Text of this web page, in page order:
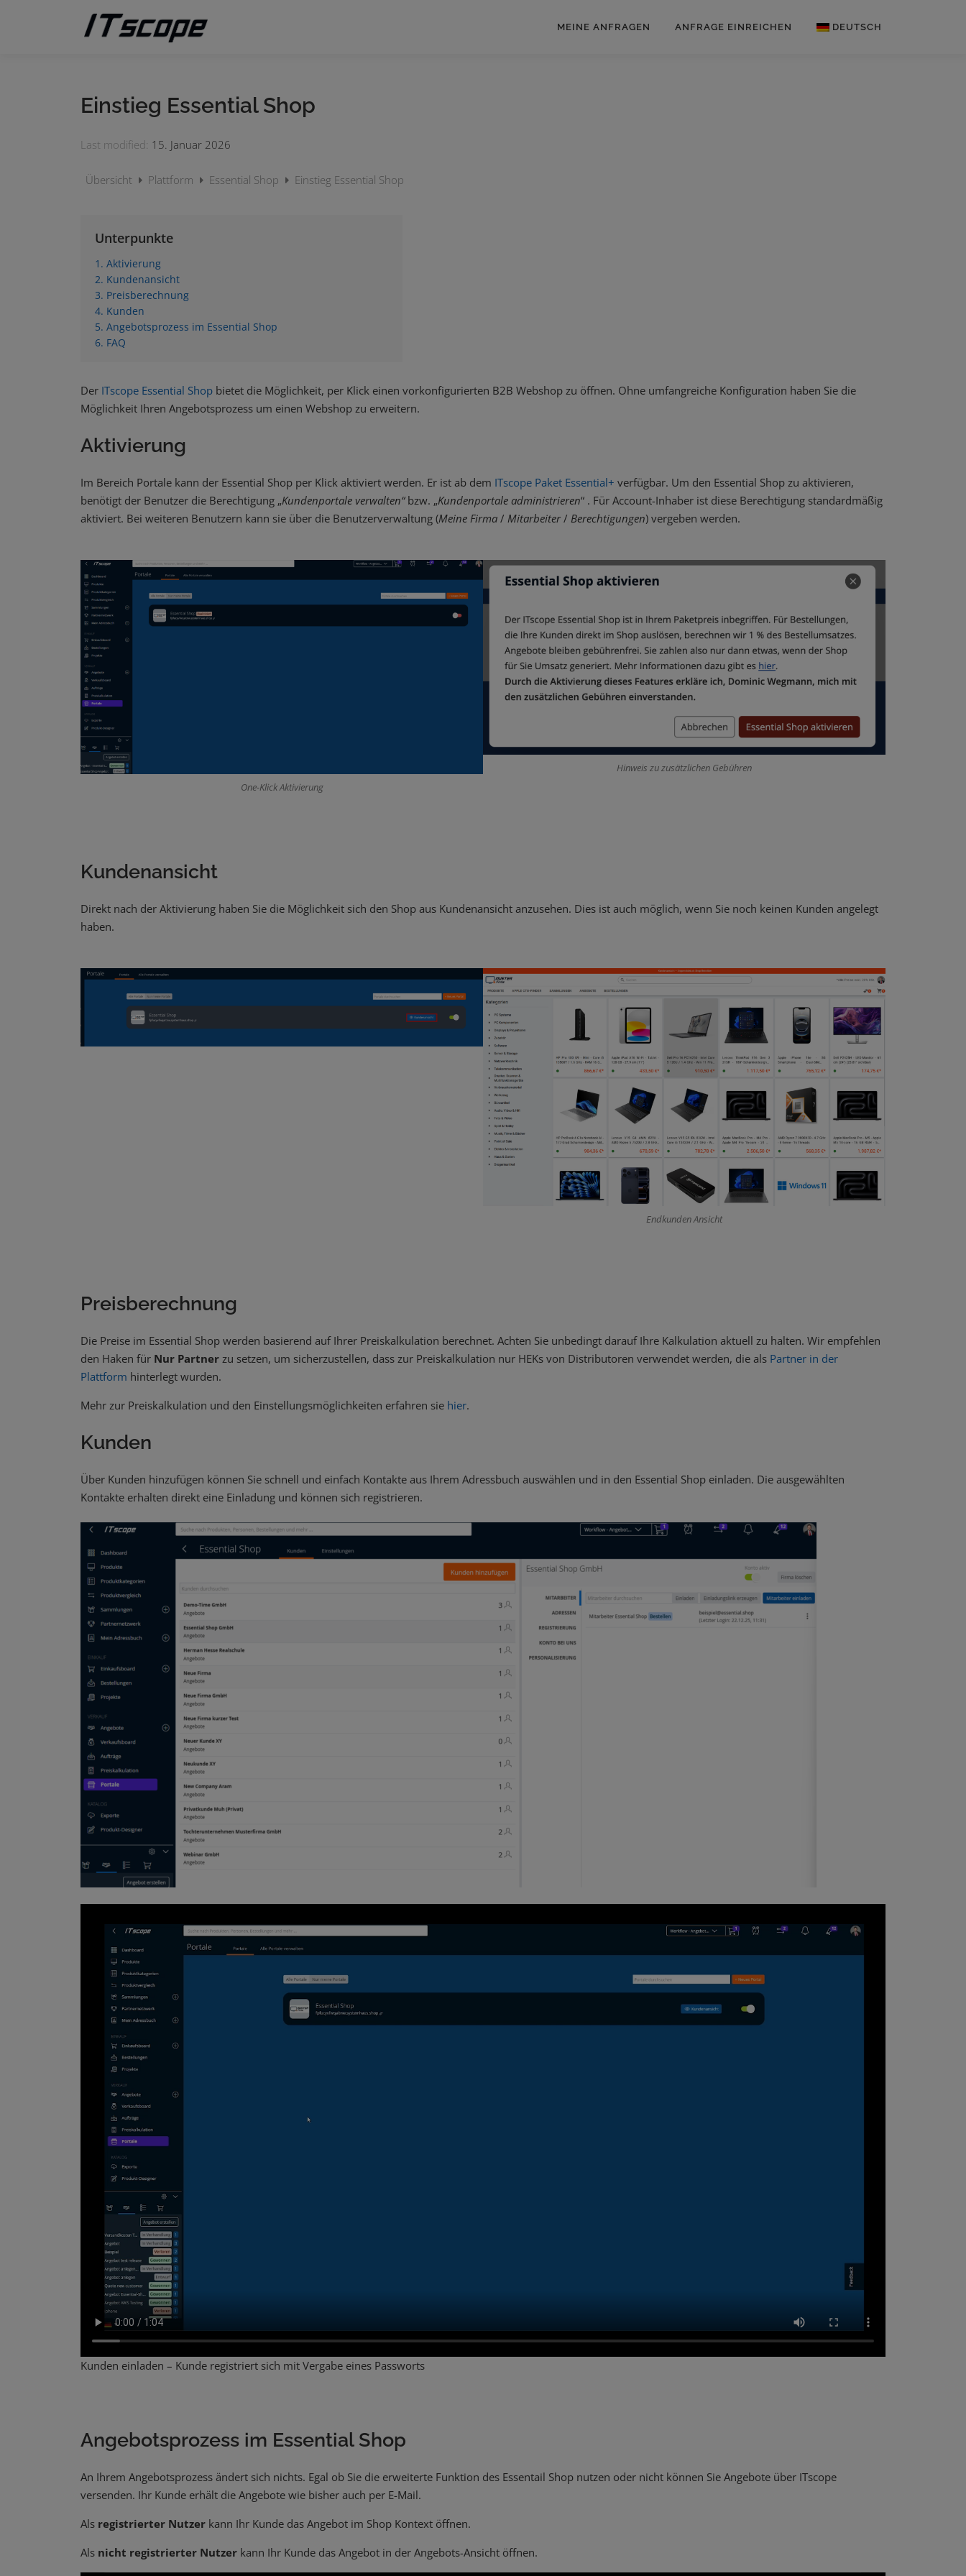
MEINE ANFRAGEN ANFRAGE EINREICHEN DEUTSCH
Einstieg Essential Shop
Last modified: 15. Januar 2026
Übersicht Plattform Essential Shop Einstieg Essential Shop
Unterpunkte
1. Aktivierung
2. Kundenansicht
3. Preisberechnung
4. Kunden
5. Angebotsprozess im Essential Shop
6. FAQ
Der ITscope Essential Shop bietet die Möglichkeit, per Klick einen vorkonfigurierten B2B Webshop zu öffnen. Ohne umfangreiche Konfiguration haben Sie die
Möglichkeit Ihren Angebotsprozess um einen Webshop zu erweitern.
Aktivierung
Im Bereich Portale kann der Essential Shop per Klick aktiviert werden. Er ist ab dem ITscope Paket Essential+ verfügbar. Um den Essential Shop zu aktivieren,
benötigt der Benutzer die Berechtigung „Kundenportale verwalten“bzw. „Kundenportale administrieren“ . Für Account-Inhaber ist diese Berechtigung standardmäßig
aktiviert. Bei weiteren Benutzern kann sie über die Benutzerverwaltung (Meine Firma / Mitarbeiter/ Berechtigungen) vergeben werden.
One-Klick Aktivierung
Hinweis zu zusätzlichen Gebühren
Kundenansicht
Direkt nach der Aktivierung haben Sie die Möglichkeit sich den Shop aus Kundenansicht anzusehen. Dies ist auch möglich, wenn Sie noch keinen Kunden angelegt
haben.
Endkunden Ansicht
Preisberechnung
Die Preise im Essential Shop werden basierend auf Ihrer Preiskalkulation berechnet. Achten Sie unbedingt darauf Ihre Kalkulation aktuell zu halten. Wir empfehlen
den Haken für Nur Partner zu setzen, um sicherzustellen, dass zur Preiskalkulation nur HEKs von Distributoren verwendet werden, die als Partner in der
Plattform hinterlegt wurden.
Mehr zur Preiskalkulation und den Einstellungsmöglichkeiten erfahren sie hier.
Kunden
Über Kunden hinzufügen können Sie schnell und einfach Kontakte aus Ihrem Adressbuch auswählen und in den Essential Shop einladen. Die ausgewählten
Kontakte erhalten direkt eine Einladung und können sich registrieren.
Kunden einladen – Kunde registriert sich mit Vergabe eines Passworts
Angebotsprozess im Essential Shop
An Ihrem Angebotsprozess ändert sich nichts. Egal ob Sie die erweiterte Funktion des Essentail Shop nutzen oder nicht können Sie Angebote über ITscope
versenden. Ihr Kunde erhält die Angebote wie bisher auch per E-Mail.
Als registrierter Nutzer kann Ihr Kunde das Angebot im Shop Kontext öffnen.
Als nicht registrierter Nutzer kann Ihr Kunde das Angebot in der Angebots-Ansicht öffnen.